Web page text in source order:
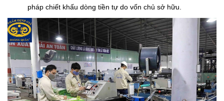
pháp chiết khấu dòng tiền tự do vốn chủ sở hữu.